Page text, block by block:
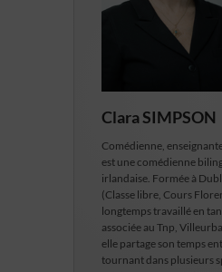
Clara SIMPSON
Comédienne,
est une comédienne
irlandaise. Formée à
(Classe libre, Cours
longtemps travaillé en
associée au Tnp,
elle partage son temps
tournant dans plusieurs